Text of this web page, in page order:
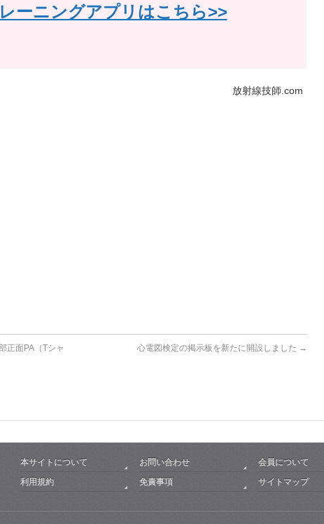
ーニングアプリはこちら>>
放射線技師.com
正面PA（Tシャ
心電図検定の掲示板を新たに開設しました →
本サイトについて お問い合わせ 会員について
利用規約
免責事項 サイトマップ